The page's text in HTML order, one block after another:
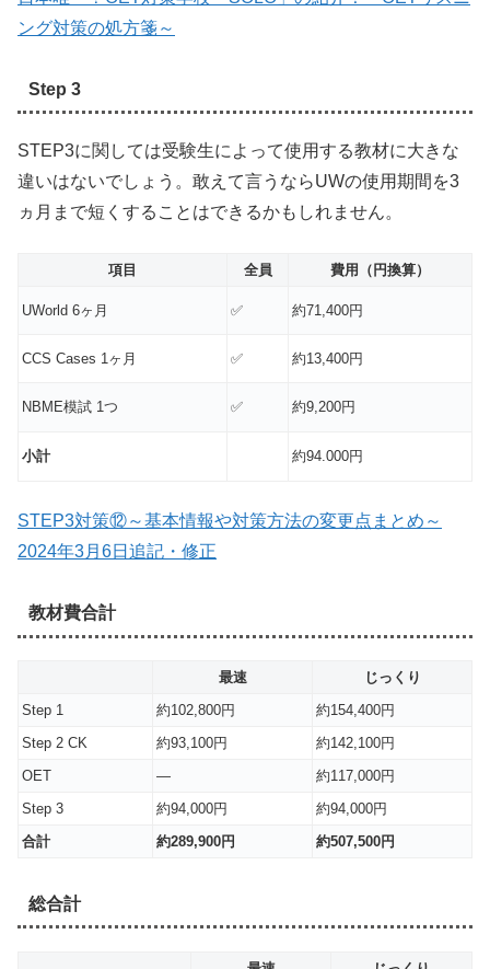
ング対策の処方箋～
Step 3
STEP3に関しては受験生によって使用する教材に大きな
違いはないでしょう。敢えて言うならUWの使用期間を3
ヵ月まで短くすることはできるかもしれません。
項目 全員 費用（円換算）
UWorld 6ヶ月 ✅ 約71,400円
CCS Cases 1ヶ月 ✅ 約13,400円
NBME模試 1つ ✅ 約9,200円
小計 約94.000円
STEP3対策⑫～基本情報や対策方法の変更点まとめ～
2024年3月6日追記・修正
教材費合計
最速
じっくり
Step 1
約102,800円
約154,400円
Step 2 CK
約93,100円
約142,100円
OET
—
約117,000円
Step 3
約94,000円
約94,000円
合計
約289,900円 約507,500円
総合計